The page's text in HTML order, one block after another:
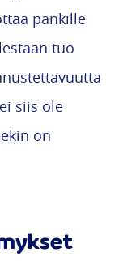
pankille
tuo
siis ole
on